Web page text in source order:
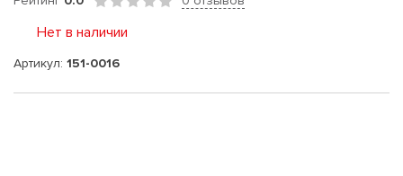
Нет в наличии
Артикул: 151-0016